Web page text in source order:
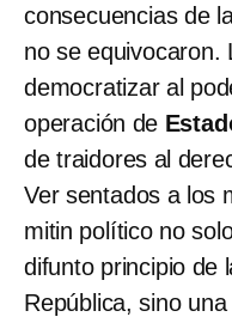
consecuencias de
no se equivocaron.
democratizar al
operación de
de traidores al
Ver sentados a los
mitin político no
difunto principio de
República, sino